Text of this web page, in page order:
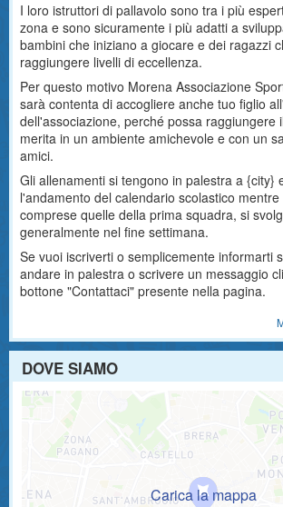
I loro istruttori di pallavolo sono tra i più
zona e sono sicuramente i più adatti a
bambini che iniziano a giocare e dei ragazzi
raggiungere livelli di eccellenza.
Per questo motivo Morena Associazione
sarà contenta di accogliere anche tuo figlio
dell'associazione, perché possa raggiungere
merita in un ambiente amichevole e con un
amici.
Gli allenamenti si tengono in palestra a {city}
l'andamento del calendario scolastico
comprese quelle della prima squadra, si
generalmente nel fine settimana.
Se vuoi iscriverti o semplicemente informarti
andare in palestra o scrivere un messaggio
bottone "Contattaci" presente nella pagina.
DOVE SIAMO